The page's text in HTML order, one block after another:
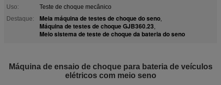
Uso:
Teste de choque mecânico
Destaque:
Meia máquina de testes de choque do seno,
Máquina de testes de choque GJB360.23,
Meio sistema de teste de choque da bateria do seno
Máquina de ensaio de choque para bateria de veículos
elétricos com meio seno